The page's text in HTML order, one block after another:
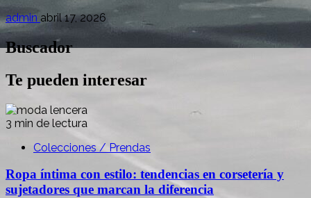
admin abril 17, 2026
Buscador
Te pueden interesar
3 min de lectura
Colecciones / Prendas
Ropa íntima con estilo: tendencias en corsetería y
sujetadores que marcan la diferencia